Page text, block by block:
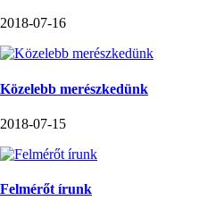
2018-07-16
Közelebb merészkedünk
2018-07-15
Felmérőt írunk